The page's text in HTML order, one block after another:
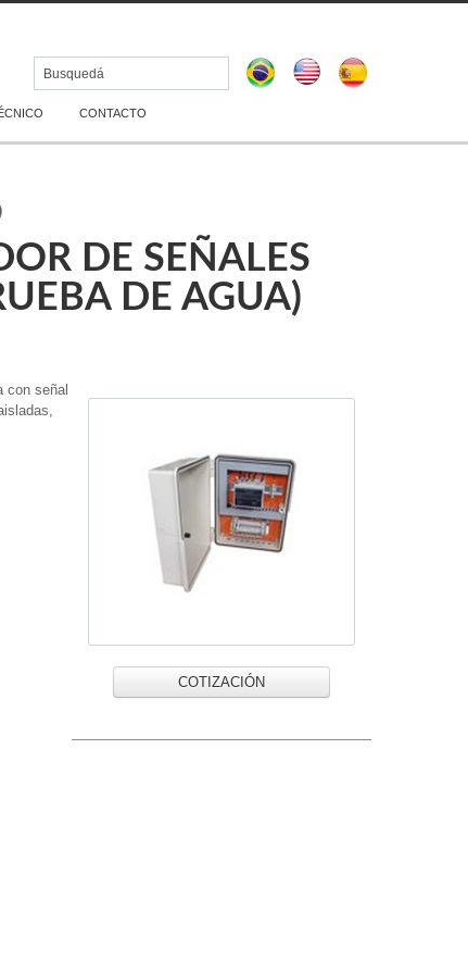
CONTACTO
DE SEÑALES
DE AGUA)
COTIZACIÓN
con señal